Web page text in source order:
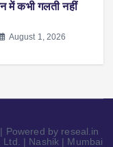
रैकून’, वजह
July 14, 2026
Powered by reseal.in
| Nashik | Mumbai